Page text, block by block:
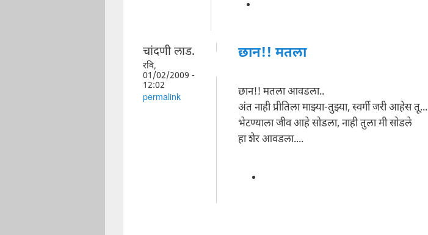
चांदणी लाड.
रवि,
01/02/2009 -
12:02
permalink
छान!! मतला
छान!! मतला आवडला..
अंत नाही प्रीतिला माझ्या-तुझ्या, स्वर्गी जरी आहेस तू...
भेटण्याला जीव आहे सोडला, नाही तुला मी सोडले
हा शेर आवडला....